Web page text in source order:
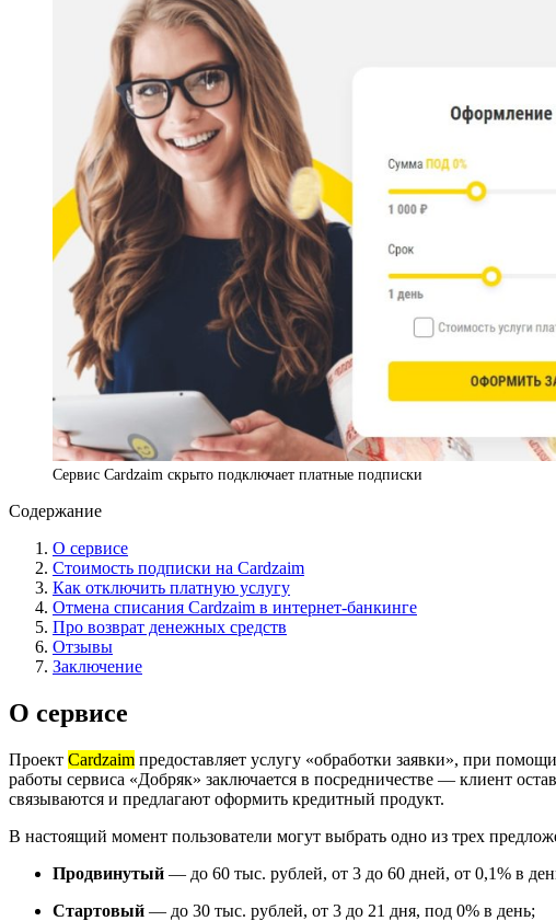
Сервис Cardzaim скрыто подключает платные подписки
Содержание
О сервисе
Стоимость подписки на Cardzaim
Как отключить платную услугу
Отмена списания Cardzaim в интернет-банкинге
Про возврат денежных средств
Отзывы
Заключение
О сервисе
Проект Cardzaim предоставляет услугу «обработки заявки», при
работы сервиса «Добряк» заключается в посредничестве — клиент
связываются и предлагают оформить кредитный продукт.
В настоящий момент пользователи могут выбрать одно из трех
Продвинутый — до 60 тыс. рублей, от 3 до 60 дней, от 0,1% в
Стартовый — до 30 тыс. рублей, от 3 до 21 дня, под 0% в день;